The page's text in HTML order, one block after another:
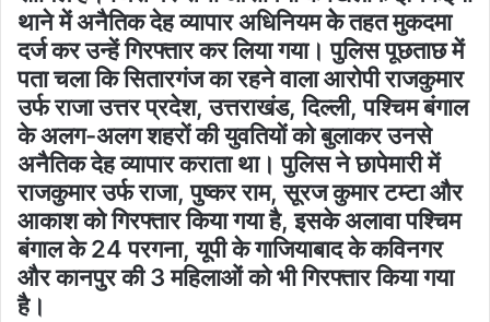
थाने में अनैतिक देह व्यापार अधिनियम केे तहत मुकदमा
दर्ज कर उन्हें गिरफ्तार कर लिया गया। पुलिस पूछताछ में
पता चला कि सितारगंज का रहने वाला आरोपी राजकुमार
उर्फ राजा उत्तर प्रदेश, उत्तराखंड, दिल्ली, पश्चिम बंगाल
के अलग-अलग शहरों की युवतियों को बुलाकर उनसे
अनैतिक देह व्यापार कराता था। पुलिस ने छापेमारी में
राजकुमार उर्फ राजा, पुष्कर राम, सूरज कुमार टम्टा और
आकाश को गिरफ्तार किया गया है, इसके अलावा पश्चिम
बंगाल के 24 परगना, यूपी के गाजियाबाद के कविनगर
और कानपुर की 3 महिलाओं को भी गिरफ्तार किया गया
है।